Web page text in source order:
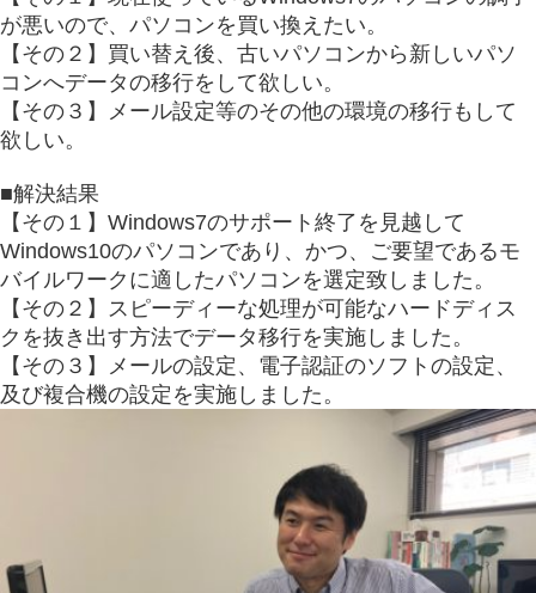
が悪いので、パソコンを買い換えたい。
【その２】買い替え後、古いパソコンから新しいパソ
コンへデータの移行をして欲しい。
【その３】メール設定等のその他の環境の移行もして
欲しい。
■解決結果
【その１】Windows7のサポート終了を見越して
Windows10のパソコンであり、かつ、ご要望であるモ
バイルワークに適したパソコンを選定致しました。
【その２】スピーディーな処理が可能なハードディス
クを抜き出す方法でデータ移行を実施しました。
【その３】メールの設定、電子認証のソフトの設定、
及び複合機の設定を実施しました。